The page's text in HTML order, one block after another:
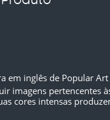
em inglês de Popular
imagens pertencentes
cores intensas